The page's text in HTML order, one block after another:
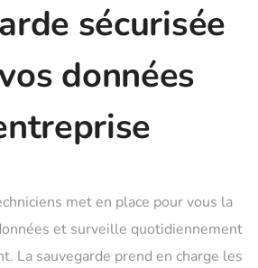
sécurisée
données
met en place pour vous la
et surveille quotidiennement
La sauvegarde prend en charge les